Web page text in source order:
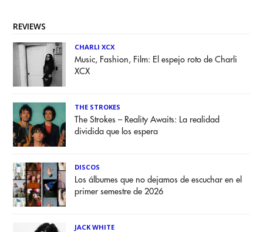
REVIEWS
CHARLI XCX
Music, Fashion, Film: El espejo roto de Charli
XCX
THE STROKES
The Strokes – Reality Awaits: La realidad
dividida que los espera
DISCOS
Los álbumes que no dejamos de escuchar en el
primer semestre de 2026
JACK WHITE